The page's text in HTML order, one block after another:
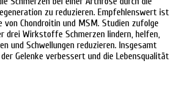
zu reduzieren. Empfehlenswert ist
von Chondroitin und MSM. Studien zufolge
drei Wirkstoffe Schmerzen lindern, helfen,
und Schwellungen reduzieren. Insgesamt
Gelenke verbessert und die Lebensqualität